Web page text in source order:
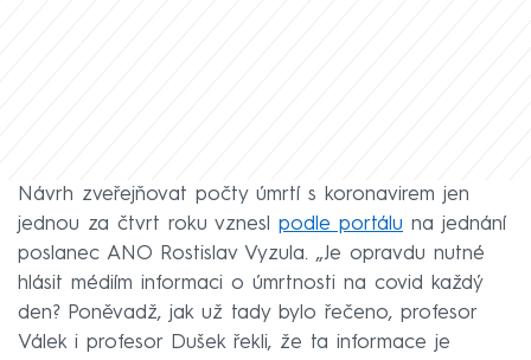
Návrh zveřejňovat počty úmrtí s koronavirem jen
jednou za čtvrt roku vznesl podle portálu na jednání
poslanec ANO Rostislav Vyzula. „Je opravdu nutné
hlásit médiím informaci o úmrtnosti na covid každý
den? Poněvadž, jak už tady bylo řečeno, profesor
Válek i profesor Dušek řekli, že ta informace je